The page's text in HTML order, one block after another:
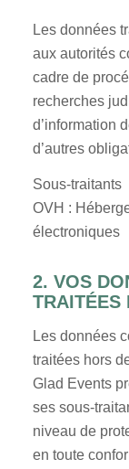
Les données
aux autorités
cadre de
recherches
d’information
d’autres
Sous-traitants
OVH :
électroniques
2. VOS
TRAITÉES
Les données
traitées hors
Glad Events
ses sous-
niveau de
en toute